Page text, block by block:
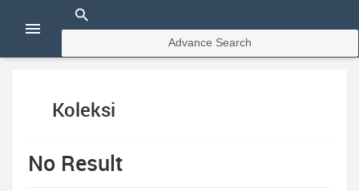
Advance Search
Koleksi
No Result